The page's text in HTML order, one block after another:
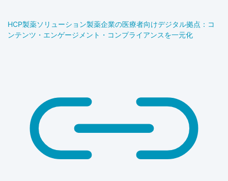
HCP製薬ソリューション製薬企業の医療者向けデジタル拠点：コ
ンテンツ・エンゲージメント・コンプライアンスを一元化